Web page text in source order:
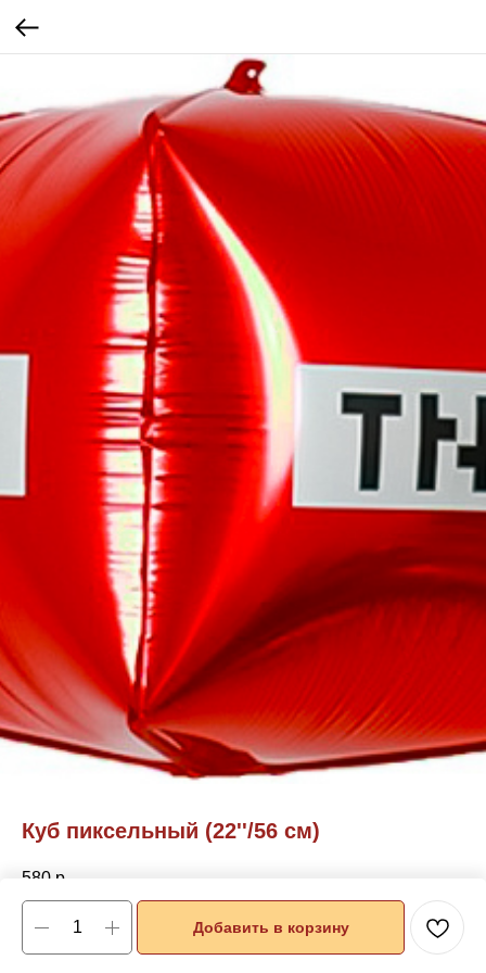
Куб пиксельный (22''/56 см)
580 р.
Добавить в корзину